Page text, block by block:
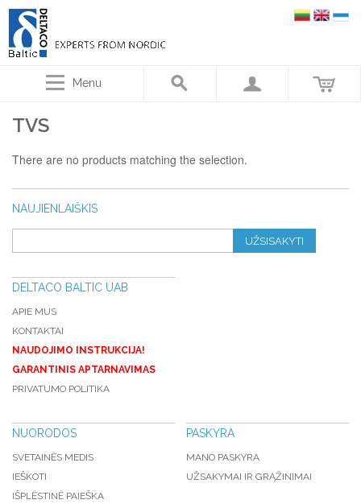
Menu
TVS
There are no products matching the selection.
NAUJIENLAIŠKIS
UŽSISAKYTI
DELTACO BALTIC UAB
APIE MUS
KONTAKTAI
NAUDOJIMO INSTRUKCIJA!
GARANTINIS APTARNAVIMAS
PRIVATUMO POLITIKA
NUORODOS
SVETAINĖS MEDIS
IEŠKOTI
IŠPLĖSTINĖ PAIEŠKA
PASKYRA
MANO PASKYRA
UŽSAKYMAI IR GRĄŽINIMAI